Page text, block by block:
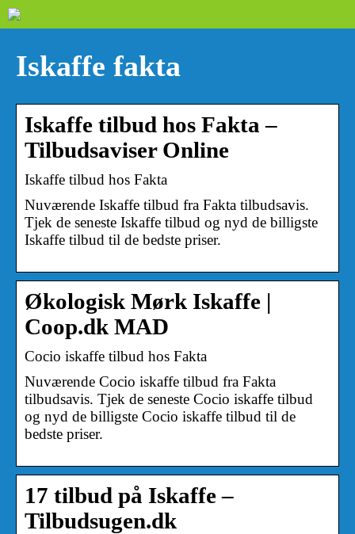
Iskaffe fakta
Iskaffe tilbud hos Fakta –
Tilbudsaviser Online
Iskaffe tilbud hos Fakta
Nuværende Iskaffe tilbud fra Fakta tilbudsavis.
Tjek de seneste Iskaffe tilbud og nyd de billigste
Iskaffe tilbud til de bedste priser.
Økologisk Mørk Iskaffe |
Coop.dk MAD
Cocio iskaffe tilbud hos Fakta
Nuværende Cocio iskaffe tilbud fra Fakta
tilbudsavis. Tjek de seneste Cocio iskaffe tilbud
og nyd de billigste Cocio iskaffe tilbud til de
bedste priser.
17 tilbud på Iskaffe –
Tilbudsugen.dk